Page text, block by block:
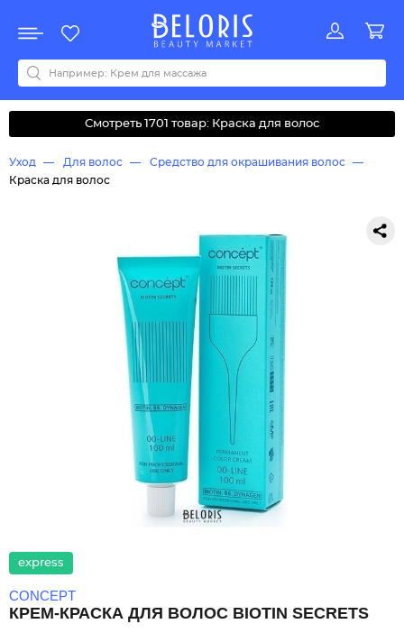
Акции
Все бренды
0-9ABCDEFGHIJKLMNOPQRSTUVWYZАБВДЗИМОКЛНПРСТУФ
Смотреть 1701 товар: Краска для волос
Уход Для волос
Средство для окрашивания волос
Краска для волос
express
CONCEPT
КРЕМ-КРАСКА ДЛЯ ВОЛОС BIOTIN SECRETS